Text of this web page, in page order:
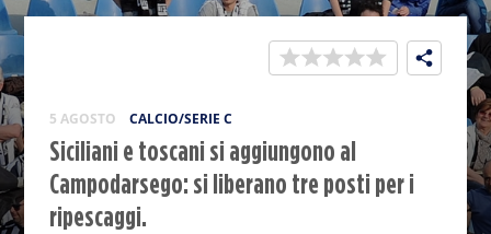
5 AGOSTO CALCIO/SERIE C
Siciliani e toscani si aggiungono al
Campodarsego: si liberano tre posti per i
ripescaggi.